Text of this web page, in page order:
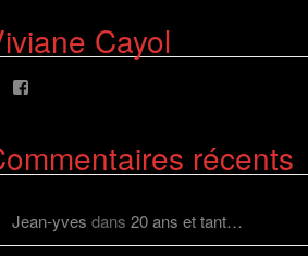
AlcazFR
sur
alcazfr
sur
Cayol
viviane.cayolalcaz
sur
récents
Jean-yves dans 20 ans et tant…